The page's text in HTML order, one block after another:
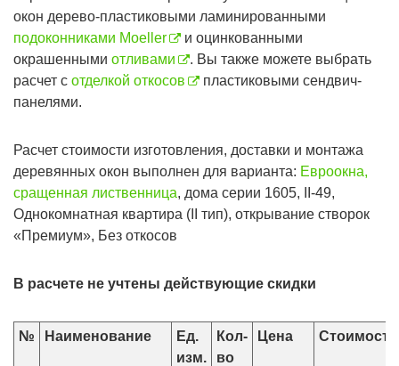
окон дерево-пластиковыми ламинированными
подоконниками Moeller
и оцинкованными
окрашенными отливами
. Вы также можете выбрать
расчет с отделкой откосов
пластиковыми сендвич-
панелями.
Расчет стоимости изготовления, доставки и монтажа
деревянных окон выполнен для варианта: Евроокна,
сращенная лиственница, дома серии 1605, II-49,
Однокомнатная квартира (II тип), открывание створок
«Премиум», Без откосов
В расчете не учтены действующие скидки
№ Наименование
Ед.
изм.
Кол-
во
Цена Стоимость